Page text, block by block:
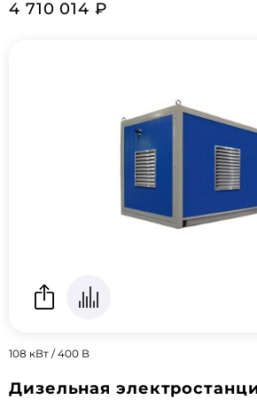
4 710 014 ₽
108 кВт / 400 В
Дизельная